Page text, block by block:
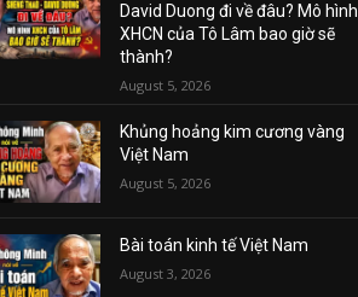
David Duong đi về đâu? Mô hình
XHCN của Tô Lâm bao giờ sẽ
thành?
August 5, 2026
Khủng hoảng kim cương vàng
Việt Nam
August 5, 2026
Bài toán kinh tế Việt Nam
August 3, 2026